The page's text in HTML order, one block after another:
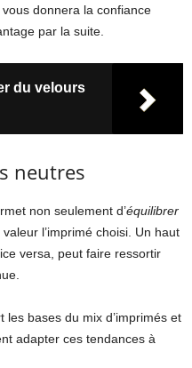
donnera la confiance
par la suite.
du velours
neutres
non seulement d’équilibrer
l’imprimé choisi. Un haut
versa, peut faire ressortir
bases du mix d’imprimés et
adapter ces tendances à